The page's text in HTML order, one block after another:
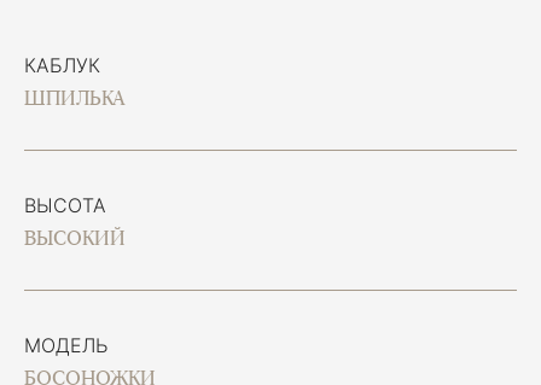
КАБЛУК
ШПИЛЬКА
ВЫСОТА
ВЫСОКИЙ
МОДЕЛЬ
БОСОНОЖКИ